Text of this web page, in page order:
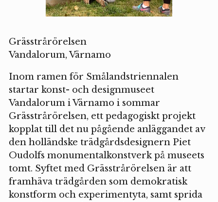
Grässtrårörelsen
Vandalorum, Värnamo
Inom ramen för Smålandstriennalen
startar konst- och designmuseet
Vandalorum i Värnamo i sommar
Grässtrårörelsen, ett pedagogiskt projekt
kopplat till det nu pågående anläggandet av
den holländske trädgårdsdesignern Piet
Oudolfs monumentalkonstverk på museets
tomt. Syftet med Grässtrårörelsen är att
framhäva trädgården som demokratisk
konstform och experimentyta, samt sprida